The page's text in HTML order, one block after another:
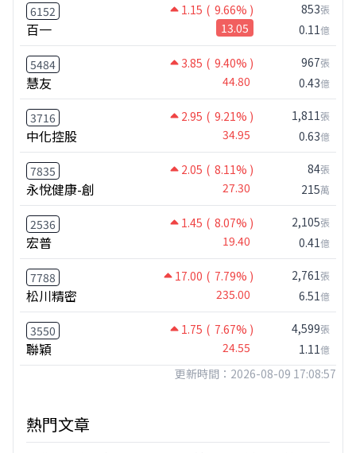
6152 1.15 ( 9.66% )
百一 13.05
853張
0.11億
5484 3.85 ( 9.40% )
慧友 44.80
967張
0.43億
3716 2.95 ( 9.21% )
中化控股 34.95
1,811張
0.63億
7835 2.05 ( 8.11% )
永悅健康-創 27.30
84張
215萬
2536 1.45 ( 8.07% )
宏普 19.40
2,105張
0.41億
7788 17.00 ( 7.79% )
松川精密 235.00
2,761張
6.51億
3550 1.75 ( 7.67% )
聯穎 24.55
4,599張
1.11億
更新時間：2026-08-09 17:08:57
熱門文章